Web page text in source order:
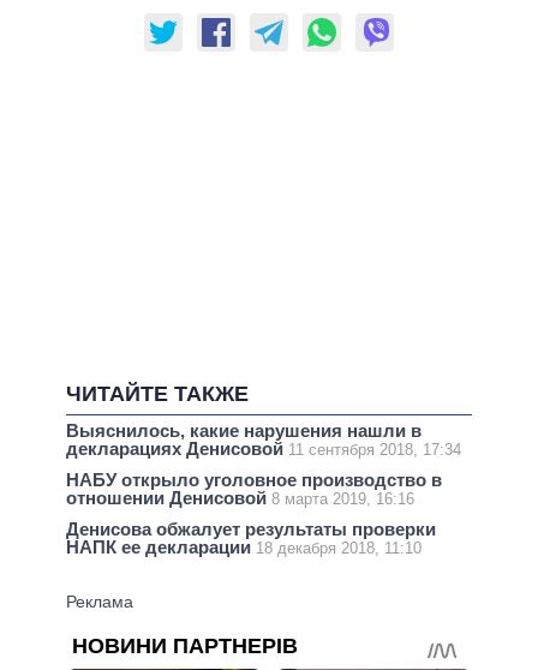
ЧИТАЙТЕ ТАКЖЕ
Выяснилось, какие нарушения нашли в
декларациях Денисовой 11 сентября 2018, 17:34
НАБУ открыло уголовное производство в
отношении Денисовой 8 марта 2019, 16:16
Денисова обжалует результаты проверки
НАПК ее декларации 18 декабря 2018, 11:10